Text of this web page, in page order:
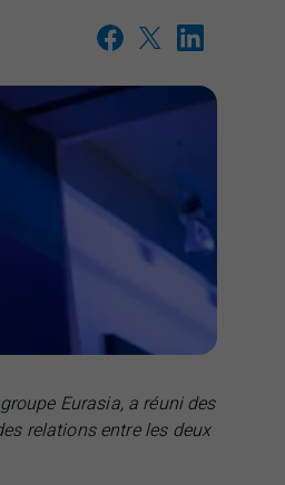
Eurasia, a réuni des
relations entre les deux